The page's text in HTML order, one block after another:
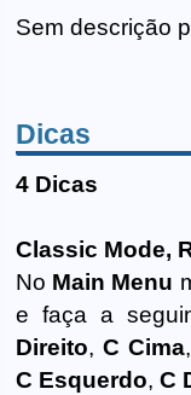
Sem descrição
Dicas
4 Dicas
Classic Mode,
No Main Menu
e faça a
Direito,C Cima,
C Esquerdo,C